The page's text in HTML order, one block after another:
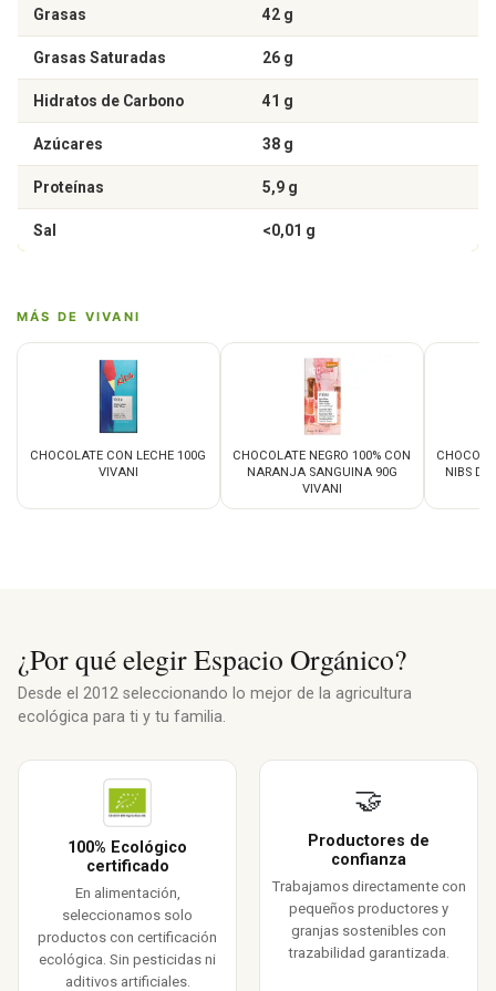
Grasas 42 g
Grasas Saturadas 26 g
Hidratos de Carbono 41 g
Azúcares 38 g
Proteínas 5,9 g
Sal <0,01 g
MÁS DE VIVANI
CHOCOLATE CON LECHE 100G
VIVANI
CHOCOLATE NEGRO 100% CON
NARANJA SANGUINA 90G
VIVANI
NIBS
¿Por qué elegir Espacio Orgánico?
Desde el 2012 seleccionando lo mejor de la agricultura
ecológica para ti y tu familia.
100% Ecológico
certificado
En alimentación,
seleccionamos solo
productos con certificación
ecológica. Sin pesticidas ni
aditivos artificiales.
🤝
Productores de
confianza
Trabajamos directamente con
pequeños productores y
granjas sostenibles con
trazabilidad garantizada.